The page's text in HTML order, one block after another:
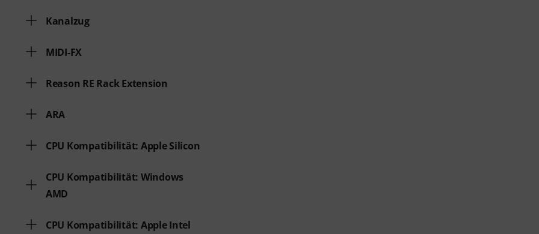
Kanalzug
MIDI-FX
Reason RE Rack Extension
ARA
CPU Kompatibilität: Apple Silicon
CPU Kompatibilität: Windows
AMD
CPU Kompatibilität: Apple Intel